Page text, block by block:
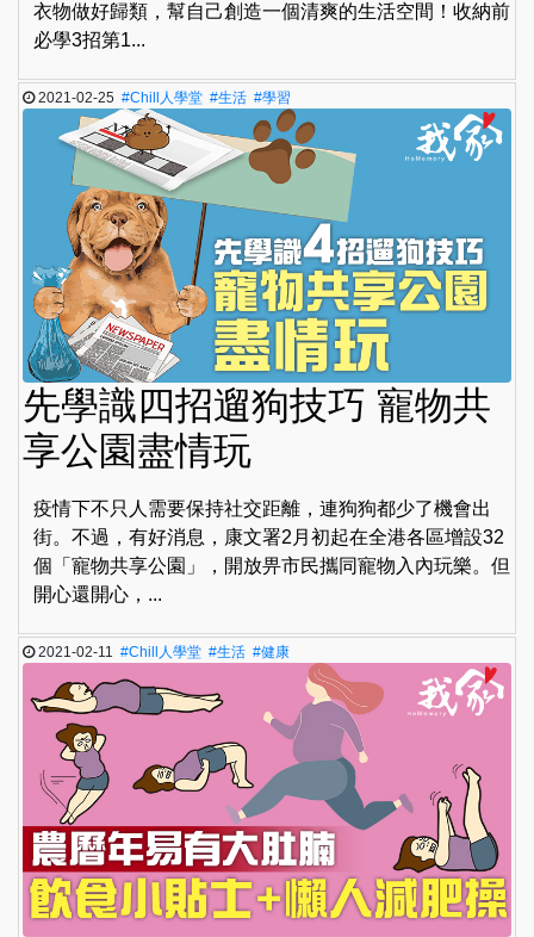
衣物做好歸類，幫自己創造一個清爽的生活空間！收納前
必學3招第1...
2021-02-25#Chill人學堂 #生活 #學習
先學識四招遛狗技巧 寵物共
享公園盡情玩
疫情下不只人需要保持社交距離，連狗狗都少了機會出
街。不過，有好消息，康文署2月初起在全港各區增設32
個「寵物共享公園」，開放畀市民攜同寵物入內玩樂。但
開心還開心，...
2021-02-11#Chill人學堂 #生活 #健康